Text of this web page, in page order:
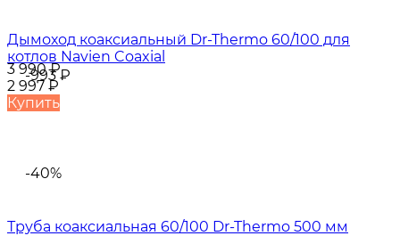
-993₽
Дымоход коаксиальный Dr-Thermo 60/100 для
котлов Navien Coaxial
3 990₽
2 997₽
Купить
-40%
Труба коаксиальная 60/100 Dr-Thermo 500 мм